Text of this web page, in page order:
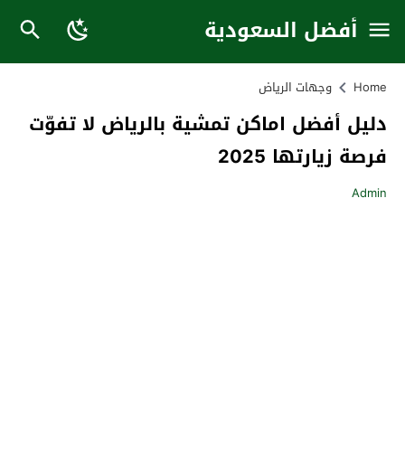
أفضل السعودية
Home وجهات الرياض
دليل أفضل اماكن تمشية بالرياض لا تفوّت
فرصة زيارتها 2025
Admin